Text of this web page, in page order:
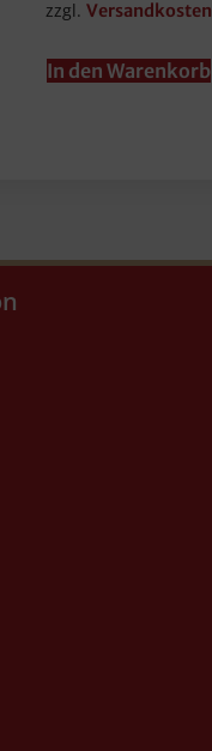
zzgl. Versandkosten
In den Warenkorb